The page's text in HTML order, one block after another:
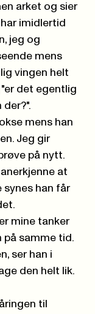
arket og sier
imidlertid
jeg og
mens
vingen helt
"er det egentlig
mens han
Jeg gir
på nytt.
at
synes han får
mine tanker
samme tid.
ser han i
den helt lik.
til